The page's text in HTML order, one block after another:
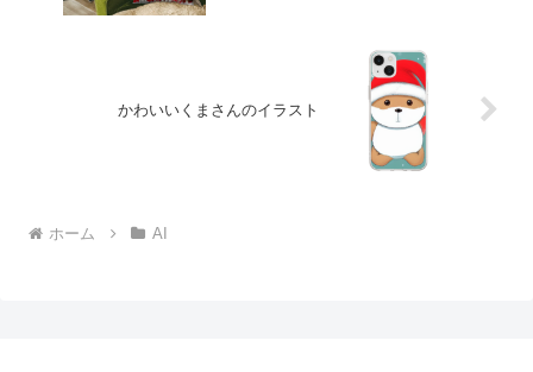
かわいいくまさんのイラスト
ホーム AI